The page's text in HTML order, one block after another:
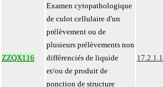
ZZQX116
Examen cytopathologique
de culot cellulaire d'un
prélèvement ou de
plusieurs prélèvements non
différenciés de liquide
et/ou de produit de
ponction de structure
17.2.1.1